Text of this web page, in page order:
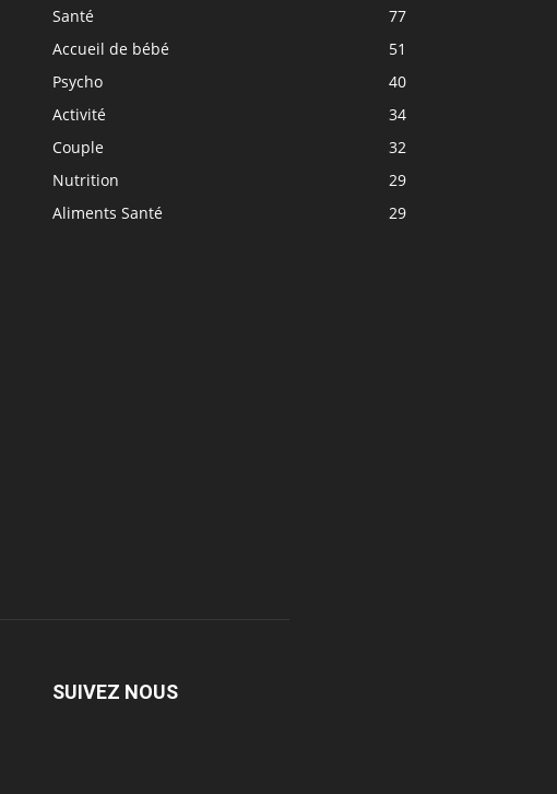
Santé
77
Accueil de bébé
51
Psycho
40
Activité
34
Couple
32
Nutrition
29
Aliments Santé
29
SUIVEZ NOUS